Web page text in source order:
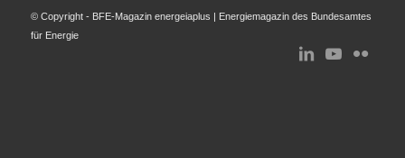
© Copyright - BFE-Magazin energeiaplus | Energiemagazin des Bundesamtes
für Energie